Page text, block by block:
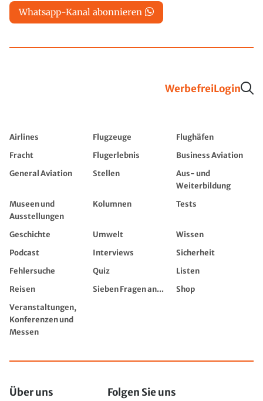
Whatsapp-Kanal abonnieren
WerbefreiLogin
Airlines Flugzeuge
Flughäfen
Fracht
Flugerlebnis
Business Aviation
General Aviation
Stellen
Aus- und
Weiterbildung
Museen und
Ausstellungen
Kolumnen Tests
Geschichte Umwelt
Wissen
Podcast
Interviews
Sicherheit
Fehlersuche
Quiz
Listen
Reisen
Sieben Fragen an...
Shop
Veranstaltungen,
Konferenzen und
Messen
Über uns Folgen Sie uns